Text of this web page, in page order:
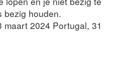
bezig houden.
2024 Portugal, 31